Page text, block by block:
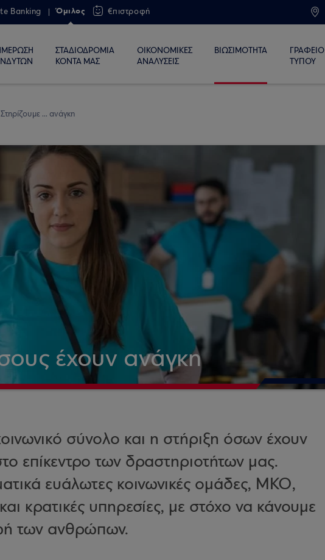
Banking Όμιλος €πιστροφή
ΣΤΑΔΙΟΔΡΟΜΙΑ
ΚΟΝΤΑ ΜΑΣ
ΟΙΚΟΝΟΜΙΚΕΣ
ΑΝΑΛΥΣΕΙΣ
ΒΙΩΣΙΜΟΤΗΤΑ
ΓΡΑΦΕΙΟ
ΤΥΠΟΥ
Στηρίζουμε ... ανάγκη
έχουν ανάγκη
σύνολο και η στήριξη όσων έχουν
επίκεντρο των δραστηριοτήτων μας.
ευάλωτες κοινωνικές ομάδες, ΜΚΟ,
και κρατικές υπηρεσίες, με στόχο να κάνουμε
των ανθρώπων.